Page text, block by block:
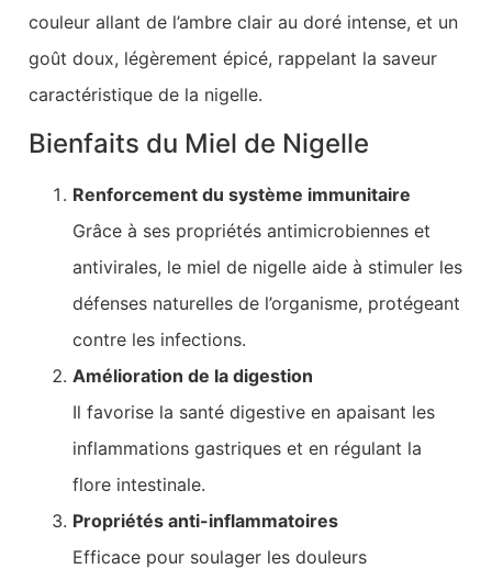
couleur allant de l’ambre clair au doré intense, et un
goût doux, légèrement épicé, rappelant la saveur
caractéristique de la nigelle.
Bienfaits du Miel de Nigelle
Renforcement du système immunitaire
Grâce à ses propriétés antimicrobiennes et
antivirales, le miel de nigelle aide à stimuler les
défenses naturelles de l’organisme, protégeant
contre les infections.
Amélioration de la digestion
Il favorise la santé digestive en apaisant les
inflammations gastriques et en régulant la
flore intestinale.
Propriétés anti-inflammatoires
Efficace pour soulager les douleurs